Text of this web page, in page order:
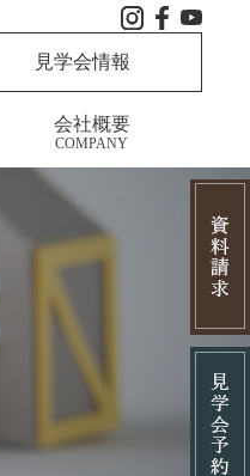
見学会情報
会社概要
COMPANY